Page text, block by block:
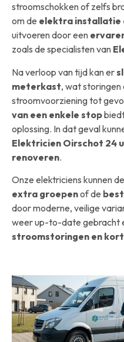
stroomschokken of zelfs
om de elektra installatie
uitvoeren door een
zoals de specialisten van
Na verloop van tijd kan er
meterkast, wat
stroomvoorziening tot
van een enkele stop
oplossing. In dat geval
Elektricien Oirschot 24
renoveren.
Onze elektriciens kunnen
extra groepenof de
door moderne, veilige
weer up-to-date gebracht
stroomstoringen en